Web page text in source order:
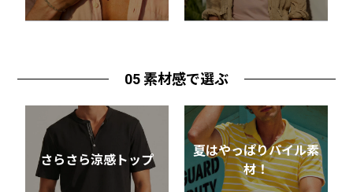
05 素材感で選ぶ
さらさら涼感トップ
夏はやっぱりパイル素
材！